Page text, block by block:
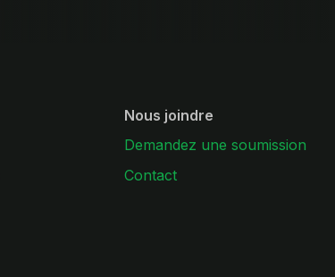
Nous joindre
Demandez une soumission
Contact